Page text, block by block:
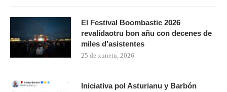
El Festival Boombastic 2026
revalidaotru bon añu con decenes de
miles d’asistentes
25 de xunetu, 2026
Iniciativa pol Asturianu y Barbón